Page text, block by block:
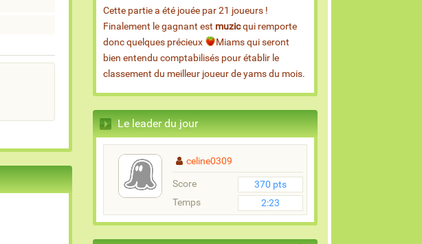
Cette partie a été jouée par 21 joueurs !
Finalement le gagnant est muzicqui remporte
donc quelques précieux
Miams qui seront
bien entendu comptabilisés pour établir le
classement du meilleur joueur de yams du mois.
Le leader du jour
celine0309
Score
370 pts
Temps
2:23